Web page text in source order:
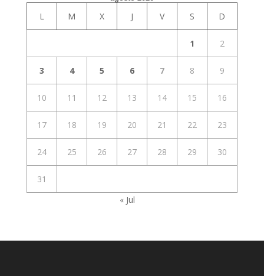
L M X J V S D
1 2
3 4 5 6 7 8 9
10 11 12 13 14 15 16
17 18 19 20 21 22 23
24 25 26 27 28 29 30
31
« Jul